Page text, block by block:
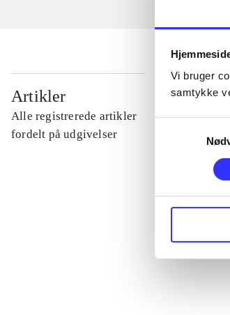
Vi bruger
samtykke
Artikler
Alle registrerede artikler
fordelt på udgivelser